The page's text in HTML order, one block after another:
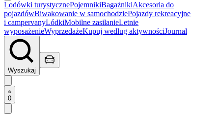
Lodówki turystycznePojemnikiBagażnikiAkcesoria do
pojazdówBiwakowanie w samochodziePojazdy rekreacyjne
i campervanyLódkiMobilne zasilanieLetnie
wyposażenieWyprzedażeKupuj według aktywnościJournal
Wyszukaj
0